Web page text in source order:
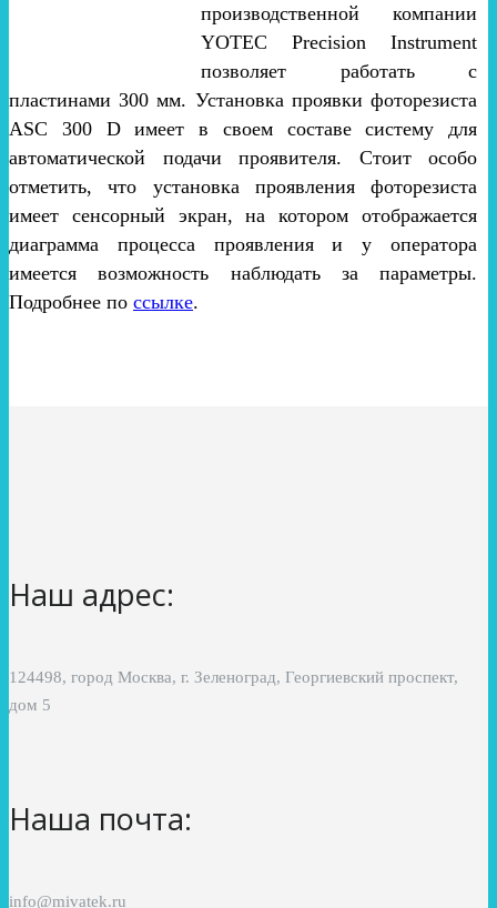
производственной компании
YOTEC Precision Instrument
позволяет работать с
пластинами 300 мм. Установка проявки фоторезиста
ASC 300 D имеет в своем составе систему для
автоматической подачи проявителя. Стоит особо
отметить, что установка проявления фоторезиста
имеет сенсорный экран, на котором отображается
диаграмма процесса проявления и у оператора
имеется возможность наблюдать за параметры.
Подробнее по ссылке.
Наш адрес:
124498, город Москва, г. Зеленоград, Георгиевский проспект,
дом 5
Наша почта:
info@mivatek.ru